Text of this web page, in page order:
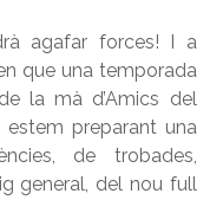
agafar forces! I a
que una temporada
la mà d’Amics del
preparant una
de trobades,
general, del nou full